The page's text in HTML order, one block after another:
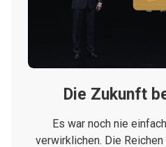
Die Zukunft
Es war noch nie
verwirklichen. Die